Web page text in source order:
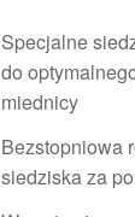
Specjalne
do
miednicy
Bezstopniowa
siedziska za